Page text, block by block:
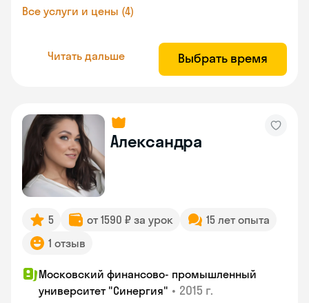
Все услуги и цены (4)
Читать дальше Выбрать время
Александра
5 от 1590 ₽ за урок
15 лет опыта
1 отзыв
Московский финансово- промышленный
университет "Синергия" • 2015 г.